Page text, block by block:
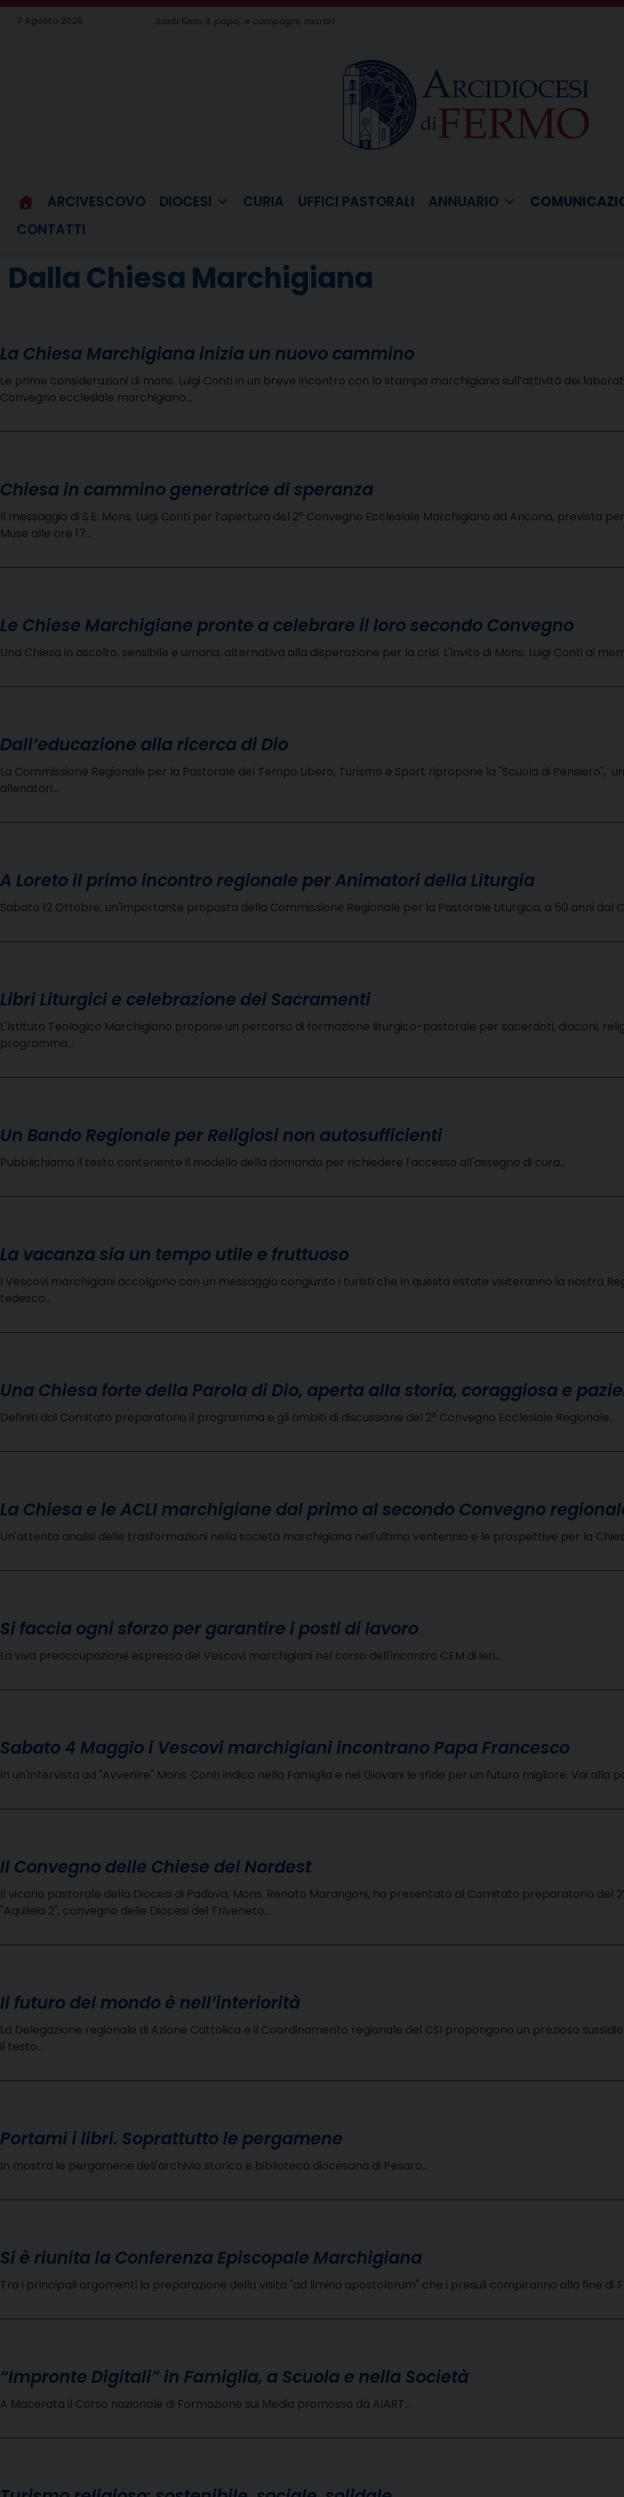
Skip
7 Agosto 2026 Santi Sisto II, papa, e compagni, martiri
ARCIVESCOVO DIOCESI CURIA UFFICI PASTORALI ANNUARIO
CONTATTI
Dalla Chiesa Marchigiana
La Chiesa Marchigiana inizia un nuovo cammino
Le prime considerazioni di mons. Luigi Conti in un breve incontro con la stampa marchigiana sull’attività dei
Convegno ecclesiale marchigiano…
Chiesa in cammino generatrice di speranza
Il messaggio di S.E. Mons. Luigi Conti per l’apertura del 2° Convegno Ecclesiale Marchigiano ad Ancona, prevista
Muse alle ore 17…
Le Chiese Marchigiane pronte a celebrare il loro secondo Convegno
Una Chiesa in ascolto, sensibile e umana, alternativa alla disperazione per la crisi. L'invito di Mons. Luigi Conti ai
Dall’educazione alla ricerca di Dio
La Commissione Regionale per la Pastorale del Tempo Libero, Turismo e Sport ripropone la "Scuola di Pensiero",
allenatori…
A Loreto il primo incontro regionale per Animatori della Liturgia
Sabato 12 Ottobre, un'importante proposta della Commissione Regionale per la Pastorale Liturgica, a 50 anni dal
Libri Liturgici e celebrazione dei Sacramenti
L'Istituto Teologico Marchigiano propone un percorso di formazione liturgico-pastorale per sacerdoti, diaconi,
programma…
Un Bando Regionale per Religiosi non autosufficienti
Pubblichiamo il testo contenente il modello della domanda per richiedere l'accesso all'assegno di cura…
La vacanza sia un tempo utile e fruttuoso
I Vescovi marchigiani accolgono con un messaggio congiunto i turisti che in questa estate visiteranno la nostra
tedesco…
Una Chiesa forte della Parola di Dio, aperta alla storia, coraggiosa e
Definiti dal Comitato preparatorio il programma e gli ambiti di discussione del 2° Convegno Ecclesiale Regionale…
La Chiesa e le ACLI marchigiane dal primo al secondo Convegno
Un'attenta analisi delle trasformazioni nella società marchigiana nell'ultimo ventennio e le prospettive per la
Si faccia ogni sforzo per garantire i posti di lavoro
La viva preoccupazione espressa dei Vescovi marchigiani nel corso dell'incontro CEM di ieri…
Sabato 4 Maggio i Vescovi marchigiani incontrano Papa Francesco
In un'intervista ad "Avvenire" Mons. Conti indica nella Famiglia e nei Giovani le sfide per un futuro migliore. Vai alla
Il Convegno delle Chiese del Nordest
Il vicario pastorale della Diocesi di Padova, Mons. Renato Marangoni, ha presentato al Comitato preparatorio del
"Aquileia 2", convegno delle Diocesi del Triveneto…
Il futuro del mondo è nell’interiorità
La Delegazione regionale di Azione Cattolica e il Coordinamento regionale del CSI propongono un prezioso
il testo…
Portami i libri. Soprattutto le pergamene
In mostra le pergamene dell'archivio storico e biblioteca diocesana di Pesaro…
Si è riunita la Conferenza Episcopale Marchigiana
Tra i principali argomenti la preparazione della visita "ad limina apostolorum" che i presuli compiranno alla fine di
“Impronte Digitali” in Famiglia, a Scuola e nella Società
A Macerata il Corso nazionale di Formazione sui Media promosso da AIART…